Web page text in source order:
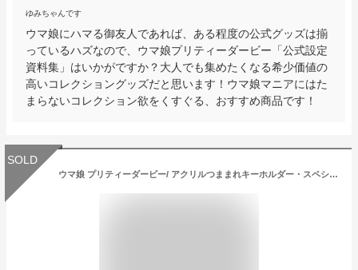
ゆみちゃんです
ウマ娘にハマる御友人であれば、ある程度の公式グッズは揃
っているハズなので、ウマ娘プリティーダービー「公式設定
資料集」はいかがですか？大人でも集めたくなる希少価値の
高いコレクショングッズだと思います！ウマ娘マニアにはた
まらないコレクション欲をくすぐる、おすすめ商品です！
SOLD
ウマ娘 プリティーダービー/ アクリルつままれキーホルダー・スペシャルウィーク《新品》